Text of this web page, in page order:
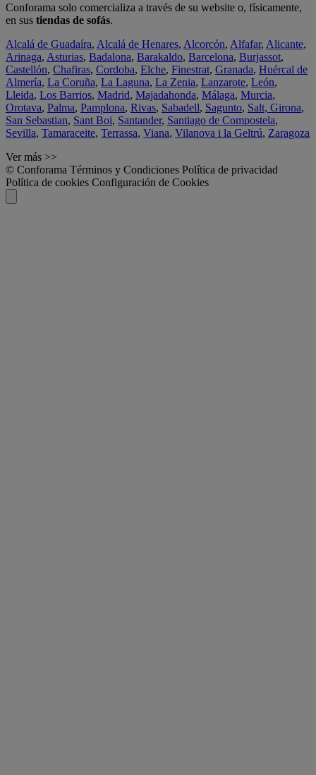
Conforama solo comercializa a través de su website o, físicamente,
en sus tiendas de sofás.
Alcalá de Guadaíra, Alcalá de Henares, Alcorcón, Alfafar, Alicante,
Arinaga, Asturias, Badalona, Barakaldo, Barcelona, Burjassot,
Castellón, Chafiras, Cordoba, Elche, Finestrat, Granada, Huércal de
Almería, La Coruña, La Laguna, La Zenia, Lanzarote, León,
Lleida, Los Barrios, Madrid, Majadahonda, Málaga, Murcia,
Orotava, Palma, Pamplona, Rivas, Sabadell, Sagunto, Salt, Girona,
San Sebastian, Sant Boi, Santander, Santiago de Compostela,
Sevilla, Tamaraceite, Terrassa, Viana, Vilanova i la Geltrú, Zaragoza
Ver más >>
© Conforama Términos y Condiciones Política de privacidad
Política de cookies Configuración de Cookies